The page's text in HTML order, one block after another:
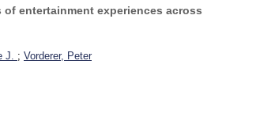
entertainment experiences across
J. ; Vorderer, Peter